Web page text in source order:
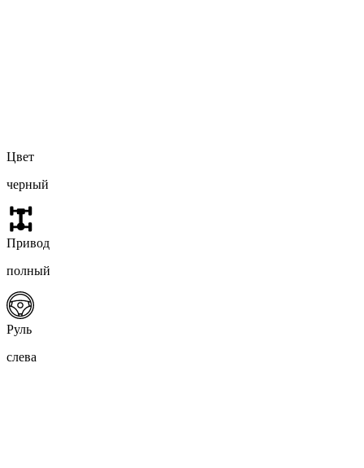
Цвет
черный
Привод
полный
Руль
слева